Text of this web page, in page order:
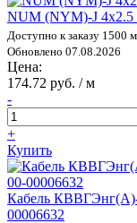
NUM (NYM)-J 4х2.5
Доступно к заказу 1500 м
Обновлено 07.08.2026
Цена:
174.72 руб. / м
-
+
Купить
Кабель
00006632